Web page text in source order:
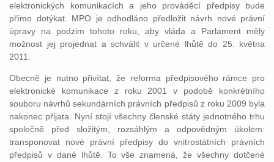
elektronických komunikacích a jeho prováděcí předpisy bude
přímo dotýkat. MPO je odhodláno předložit návrh nové právní
úpravy na podzim tohoto roku, aby vláda a Parlament měly
možnost jej projednat a schválit v určené lhůtě do 25. května
2011.
Obecně je nutno přivítat, že reforma předpisového rámce pro
elektronické komunikace z roku 2001 v podobě konkrétního
souboru návrhů sekundárních právních předpisů z roku 2009 byla
nakonec přijata. Nyní stojí všechny členské státy jednotného trhu
společně před složitým, rozsáhlým a odpovědným úkolem:
transponovat nové právní předpisy do vnitrostátních právních
předpisů v dané lhůtě. To vše znamená, že všechny dotčené